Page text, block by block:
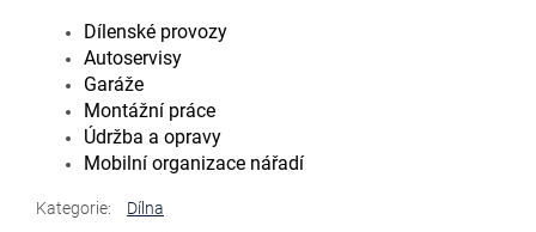
Dílenské provozy
Autoservisy
Garáže
Montážní práce
Údržba a opravy
Mobilní organizace nářadí
Kategorie:
Dílna